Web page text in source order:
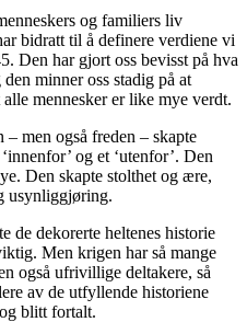
og familiers liv
bidratt til å definere verdiene vi
Den har gjort oss bevisst på hva
minner oss stadig på at
mennesker er like mye verdt.
men også freden – skapte
og et ‘utenfor’. Den
Den skapte stolthet og ære,
usynliggjøring.
de dekorerte heltenes historie
Men krigen har så mange
også ufrivillige deltakere, så
av de utfyllende historiene
blitt fortalt.